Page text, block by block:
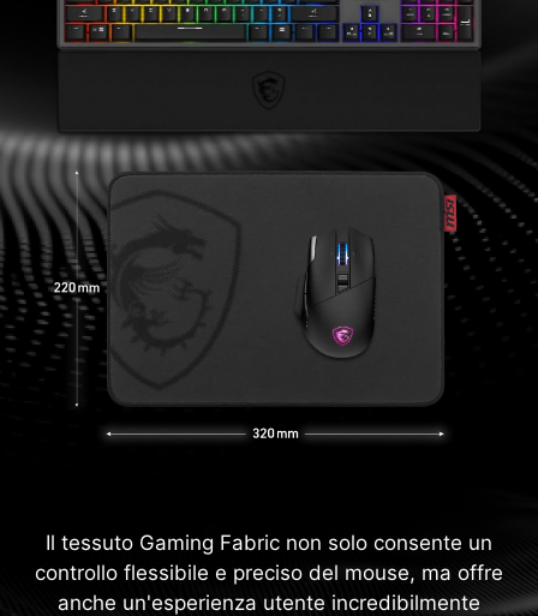
Il tessuto Gaming Fabric non solo consente un
controllo flessibile e preciso del mouse, ma offre
anche un'esperienza utente incredibilmente